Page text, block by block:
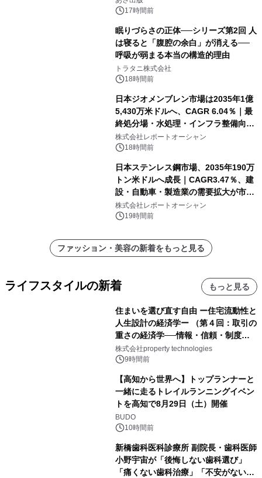
24日（月）発売
17時間前
眠りづらさの正体──シリーズ第2回 人
は寝ると「腹腔の余白」が消える──
呼吸が弱まる本当の構造的理由
トラタニ株式会社
18時間前
日本ジオメンブレン市場は2035年1億
5,430万米ドルへ、CAGR 6.04％｜最
終処分場・水処理・インフラ整備向け
需要拡大
株式会社レポートオーシャン
18時間前
日本ステンレス鋼市場、2035年190万
トン米ドルへ成長｜CAGR3.47％、建
設・自動車・製造業の需要拡大が市場
を牽引
株式会社レポートオーシャン
19時間前
ファッション・美容の新着をもっと見る
ライフスタイルの新着 もっと見る
住まいを選び直す自由 ー住宅流動性と
人生設計の経済学ー （第４回：取引の
重さの経済学──情報・信頼・制度を
PropTechはどう組み替えるか）｜
PropTech-Lab
株式会社property technologies
9時間前
【高知から世界へ】トップランナーと
一緒に走るトレイルランニングイベン
トを高知で8月29日（土）開催
BUDO
10時間前
新橋歯科医科診療所 副院長・歯科医師
小野宇宙が「後悔しない歯科選び」
「痛くない歯科治療」「不安がない治